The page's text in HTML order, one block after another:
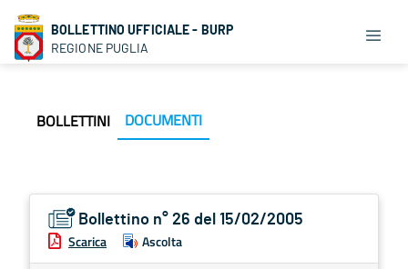
BOLLETTINO UFFICIALE - BURP
REGIONE PUGLIA
BOLLETTINI DOCUMENTI
Bollettino n° 26 del 15/02/2005
Scarica Ascolta